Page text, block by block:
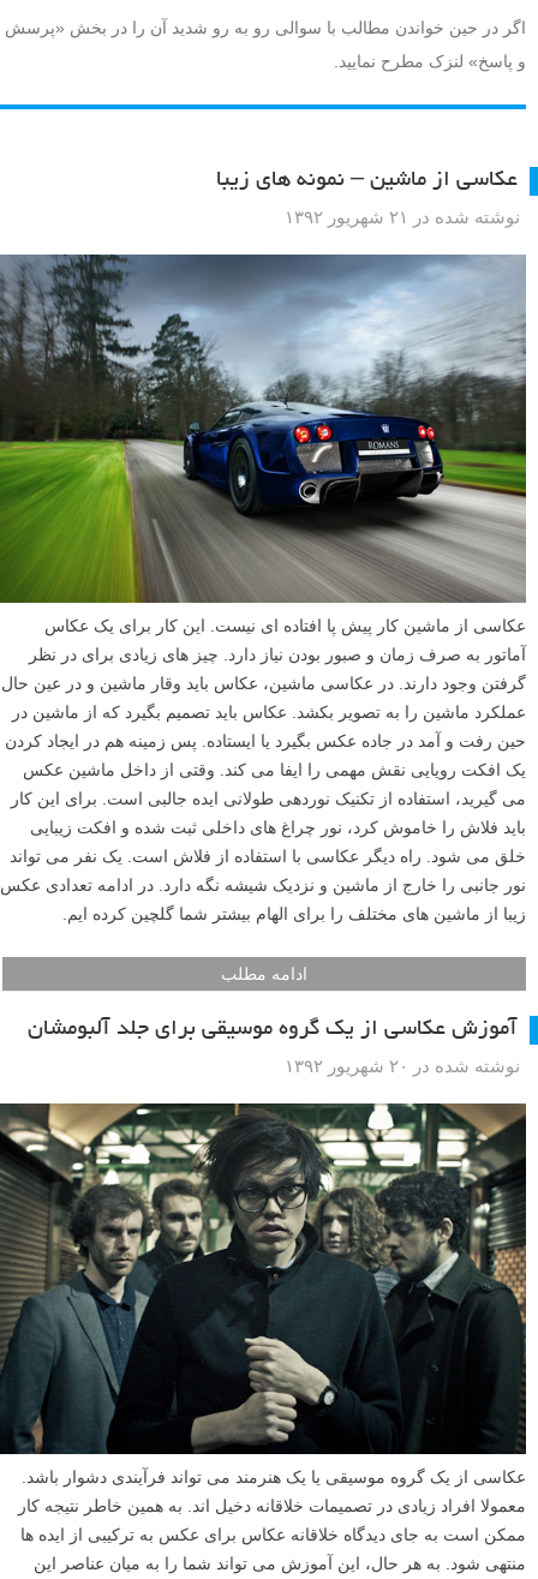
اگر در حین خواندن مطالب با سوالی رو به رو شدید آن را در بخش «پرسش
و پاسخ» لنزک مطرح نمایید.
عکاسی از ماشین – نمونه های زیبا
نوشته شده در ۲۱ شهریور ۱۳۹۲
عکاسی از ماشین کار پیش پا افتاده ای نیست. این کار برای یک عکاس
آماتور به صرف زمان و صبور بودن نیاز دارد. چیز های زیادی برای در نظر
گرفتن وجود دارند. در عکاسی ماشین، عکاس باید وقار ماشین و در عین حال
عملکرد ماشین را به تصویر بکشد. عکاس باید تصمیم بگیرد که از ماشین در
حین رفت و آمد در جاده عکس بگیرد یا ایستاده. پس زمینه هم در ایجاد کردن
یک افکت رویایی نقش مهمی را ایفا می کند. وقتی از داخل ماشین عکس
می گیرید، استفاده از تکنیک نوردهی طولانی ایده جالبی است. برای این کار
باید فلاش را خاموش کرد، نور چراغ های داخلی ثبت شده و افکت زیبایی
خلق می شود. راه دیگر عکاسی با استفاده از فلاش است. یک نفر می تواند
نور جانبی را خارج از ماشین و نزدیک شیشه نگه دارد. در ادامه تعدادی عکس
زیبا از ماشین های مختلف را برای الهام بیشتر شما گلچین کرده ایم.
ادامه مطلب
آموزش عکاسی از یک گروه موسیقی برای جلد آلبومشان
نوشته شده در ۲۰ شهریور ۱۳۹۲
عکاسی از یک گروه موسیقی یا یک هنرمند می تواند فرآیندی دشوار باشد.
معمولا افراد زیادی در تصمیمات خلاقانه دخیل اند. به همین خاطر نتیجه کار
ممکن است به جای دیدگاه خلاقانه عکاس برای عکس به ترکیبی از ایده ها
منتهی شود. به هر حال، این آموزش می تواند شما را به میان عناصر این